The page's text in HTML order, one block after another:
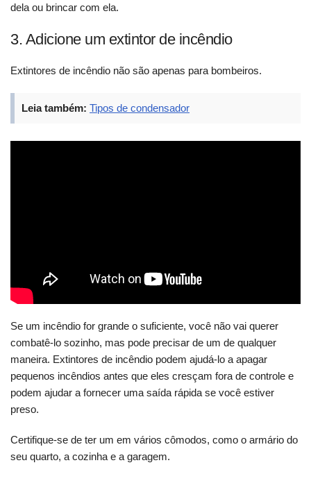
dela ou brincar com ela.
3. Adicione um extintor de incêndio
Extintores de incêndio não são apenas para bombeiros.
Leia também: Tipos de condensador
Se um incêndio for grande o suficiente, você não vai querer
combatê-lo sozinho, mas pode precisar de um de qualquer
maneira. Extintores de incêndio podem ajudá-lo a apagar
pequenos incêndios antes que eles cresçam fora de controle e
podem ajudar a fornecer uma saída rápida se você estiver
preso.
Certifique-se de ter um em vários cômodos, como o armário do
seu quarto, a cozinha e a garagem.